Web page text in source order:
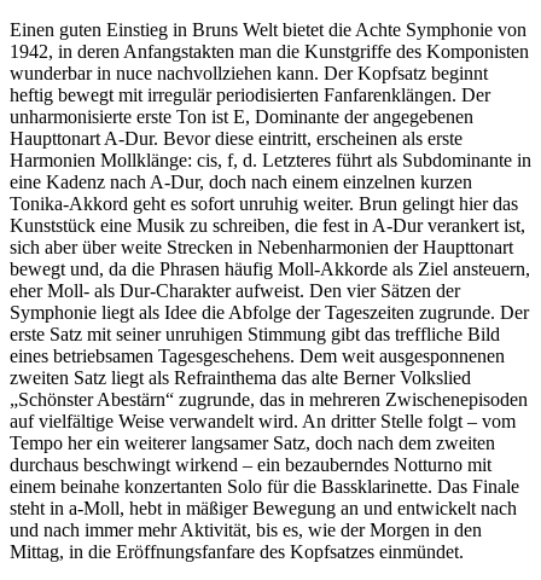
Einen guten Einstieg in Bruns Welt bietet die Achte Symphonie von
1942, in deren Anfangstakten man die Kunstgriffe des Komponisten
wunderbar in nuce nachvollziehen kann. Der Kopfsatz beginnt
heftig bewegt mit irregulär periodisierten Fanfarenklängen. Der
unharmonisierte erste Ton ist E, Dominante der angegebenen
Haupttonart A-Dur. Bevor diese eintritt, erscheinen als erste
Harmonien Mollklänge: cis, f, d. Letzteres führt als Subdominante in
eine Kadenz nach A-Dur, doch nach einem einzelnen kurzen
Tonika-Akkord geht es sofort unruhig weiter. Brun gelingt hier das
Kunststück eine Musik zu schreiben, die fest in A-Dur verankert ist,
sich aber über weite Strecken in Nebenharmonien der Haupttonart
bewegt und, da die Phrasen häufig Moll-Akkorde als Ziel ansteuern,
eher Moll- als Dur-Charakter aufweist. Den vier Sätzen der
Symphonie liegt als Idee die Abfolge der Tageszeiten zugrunde. Der
erste Satz mit seiner unruhigen Stimmung gibt das treffliche Bild
eines betriebsamen Tagesgeschehens. Dem weit ausgesponnenen
zweiten Satz liegt als Refrainthema das alte Berner Volkslied
„Schönster Abestärn“ zugrunde, das in mehreren Zwischenepisoden
auf vielfältige Weise verwandelt wird. An dritter Stelle folgt – vom
Tempo her ein weiterer langsamer Satz, doch nach dem zweiten
durchaus beschwingt wirkend – ein bezauberndes Notturno mit
einem beinahe konzertanten Solo für die Bassklarinette. Das Finale
steht in a-Moll, hebt in mäßiger Bewegung an und entwickelt nach
und nach immer mehr Aktivität, bis es, wie der Morgen in den
Mittag, in die Eröffnungsfanfare des Kopfsatzes einmündet.